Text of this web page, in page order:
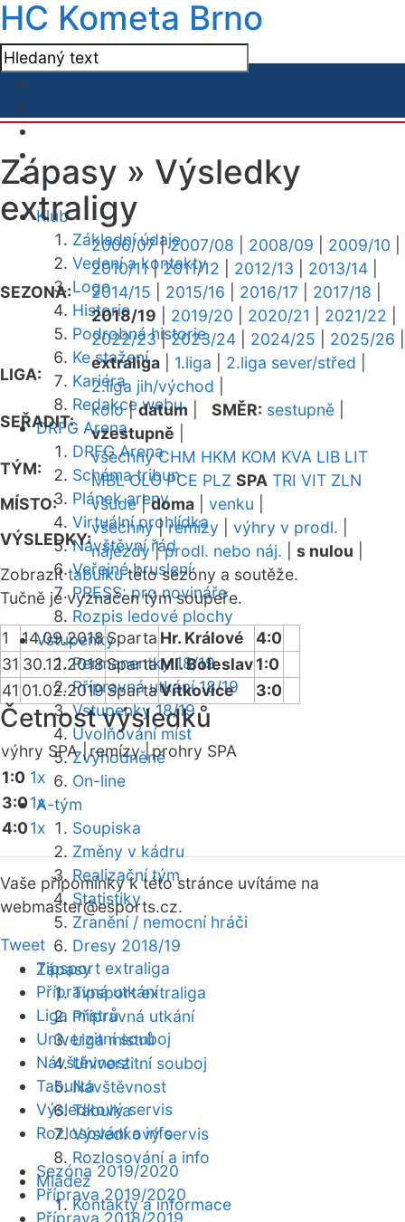
HC Kometa Brno
Klub
Základní údaje
Vedení a kontakty
Logo
Historie
Podrobná historie
Ke stažení
Kariéra
Redakce webu
DRFG Arena
DRFG Arena
Schéma tribun
Plánek areny
Virtuální prohlídka
Návštěvní řád
Veřejné bruslení
PRESS: pro novináře
Rozpis ledové plochy
Vstupenky
Permanentky 18/19
Přípravná utkání 18/19
Vstupenky 18/19
Uvolňování míst
Zvýhodněné
On-line
A-tým
Soupiska
Změny v kádru
Realizační tým
Statistiky
Zranění / nemocní hráči
Dresy 2018/19
Zápasy
Tipsport extraliga
Přípravná utkání
Liga mistrů
Univerzitní souboj
Návštěvnost
Tabulka
Výsledkový servis
Rozlosování a info
Mládež
Kontakty a informace
Zápasy » Výsledky
extraligy
SEZONA:
2006/07|2007/08 2008/09 2009/10
2010/11|2011/12 2012/13 2013/14
2014/15
2015/16 2016/17 2017/18
2018/19
2019/20 2020/21 2021/22
2022/23|2023/24 2024/25 2025/26
LIGA:
extraliga 1.liga 2.liga sever/střed
2.liga jih/východ
SEŘADIT:
kolo|datum SMĚR: sestupně
vzestupně
TÝM:
všechny CHM HKM KOM KVA LIB LIT
MBL OLO PCE PLZ SPA TRI VIT ZLN
MÍSTO:
všude|doma venku
VÝSLEDKY:
všechny|remízy výhry v prodl.
nájezdy|prodl. nebo náj. s nulou
Zobrazittabulkutéto sezóny a soutěže.
Tučně je vyznačen tým soupeře.
1 14.09.2018Sparta Hr. Králové
4:0
31 30.12.2018SpartaMl. Boleslav1:0
41 01.02.2019SpartaVítkovice 3:0
Četnost výsledků
výhry SPA | remízy |prohry SPA
1:0 1x
3:01x
4:01x
Vaše připomínky k této stránce uvítáme na
webmaster@esports.cz.
Tweet
Tipsport extraliga
Přípravná utkání
Liga mistrů
Univerzitní souboj
Návštěvnost
Tabulka
Výsledkový servis
Rozlosování a info
Sezóna 2019/2020
Příprava 2019/2020
Příprava 2018/2019